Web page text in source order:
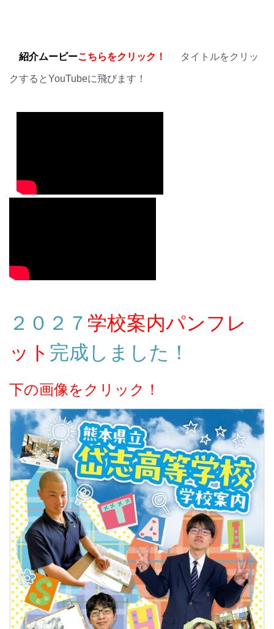
紹介ムービーこちらをクリック！ タイトルをクリッ
クするとYouTubeに飛びます！
２０２７ 学校案内パンフレ
ット 完成しました！
下の画像をクリック！